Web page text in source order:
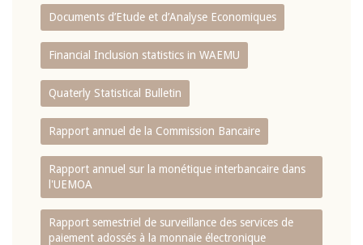
Documents d’Etude et d’Analyse Economiques
Financial Inclusion statistics in WAEMU
Quaterly Statistical Bulletin
Rapport annuel de la Commission Bancaire
Rapport annuel sur la monétique interbancaire dans
l'UEMOA
Rapport semestriel de surveillance des services de
paiement adossés à la monnaie électronique